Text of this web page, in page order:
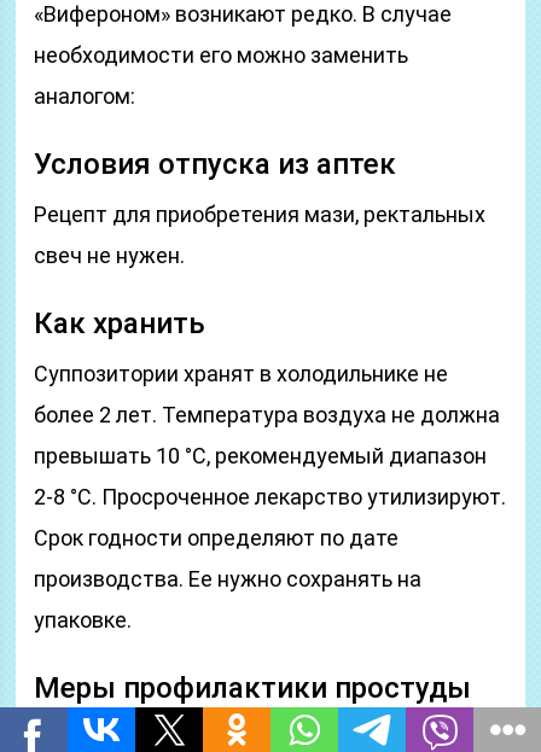
«Вифероном» возникают редко. В случае
необходимости его можно заменить
аналогом:
Условия отпуска из аптек
Рецепт для приобретения мази, ректальных
свеч не нужен.
Как хранить
Суппозитории хранят в холодильнике не
более 2 лет. Температура воздуха не должна
превышать 10 °C, рекомендуемый диапазон
2-8 °C. Просроченное лекарство утилизируют.
Срок годности определяют по дате
производства. Ее нужно сохранять на
упаковке.
Меры профилактики простуды
для матери и ребенка